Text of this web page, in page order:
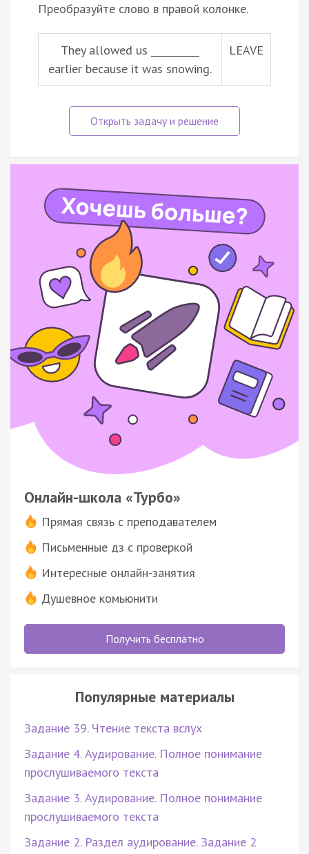
Преобразуйте слово в правой колонке.
They allowed us __________
earlier because it was snowing.
LEAVE
Онлайн-школа «Турбо»
Прямая связь с преподавателем
Письменные дз с проверкой
Интересные онлайн-занятия
Душевное комьюнити
Получить бесплатно
Популярные материалы
Задание 39. Чтение текста вслух
Задание 4. Аудирование. Полное понимание
прослушиваемого текста
Задание 3. Аудирование. Полное понимание
прослушиваемого текста
Задание 2. Раздел аудирование. Задание 2